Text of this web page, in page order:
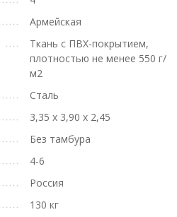
Армейская
Ткань с ПВХ-покрытием,
плотностью не менее 550 г/
м2
Сталь
3,35 х 3,90 х 2,45
Без тамбура
4-6
Россия
130 кг